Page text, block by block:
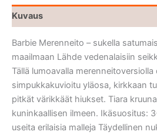
Kuvaus
Barbie Merenneito – sukella
maailmaan Lähde vedenalaisiin
Tällä lumoavalla merenneitoversiolla
simpukkakuvioitu yläosa, kirkkaan
pitkät värikkäät hiukset. Tiara
kuninkaallisen ilmeen. Ikäsuositus:
useita erilaisia malleja Täydellinen